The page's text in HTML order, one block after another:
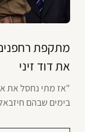
מתקפת
את דוד זיני
"אז מתי נחסל את
בימים שבהם